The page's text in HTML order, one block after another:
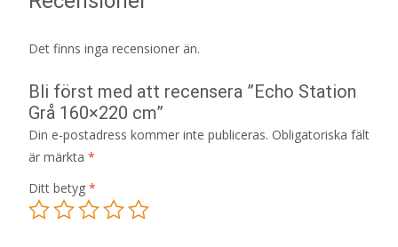
Det finns inga recensioner än.
Bli först med att recensera ”Echo Station
Grå 160×220 cm”
Din e-postadress kommer inte publiceras. Obligatoriska fält
är märkta *
Ditt betyg *